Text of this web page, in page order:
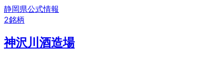
静岡県公式情報
2銘柄
神沢川酒造場